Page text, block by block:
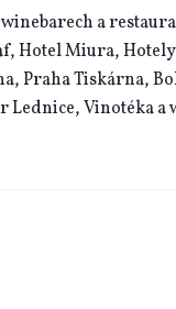
a
Hotel Miura,
Praha Tiskárna,
Vinotéka a